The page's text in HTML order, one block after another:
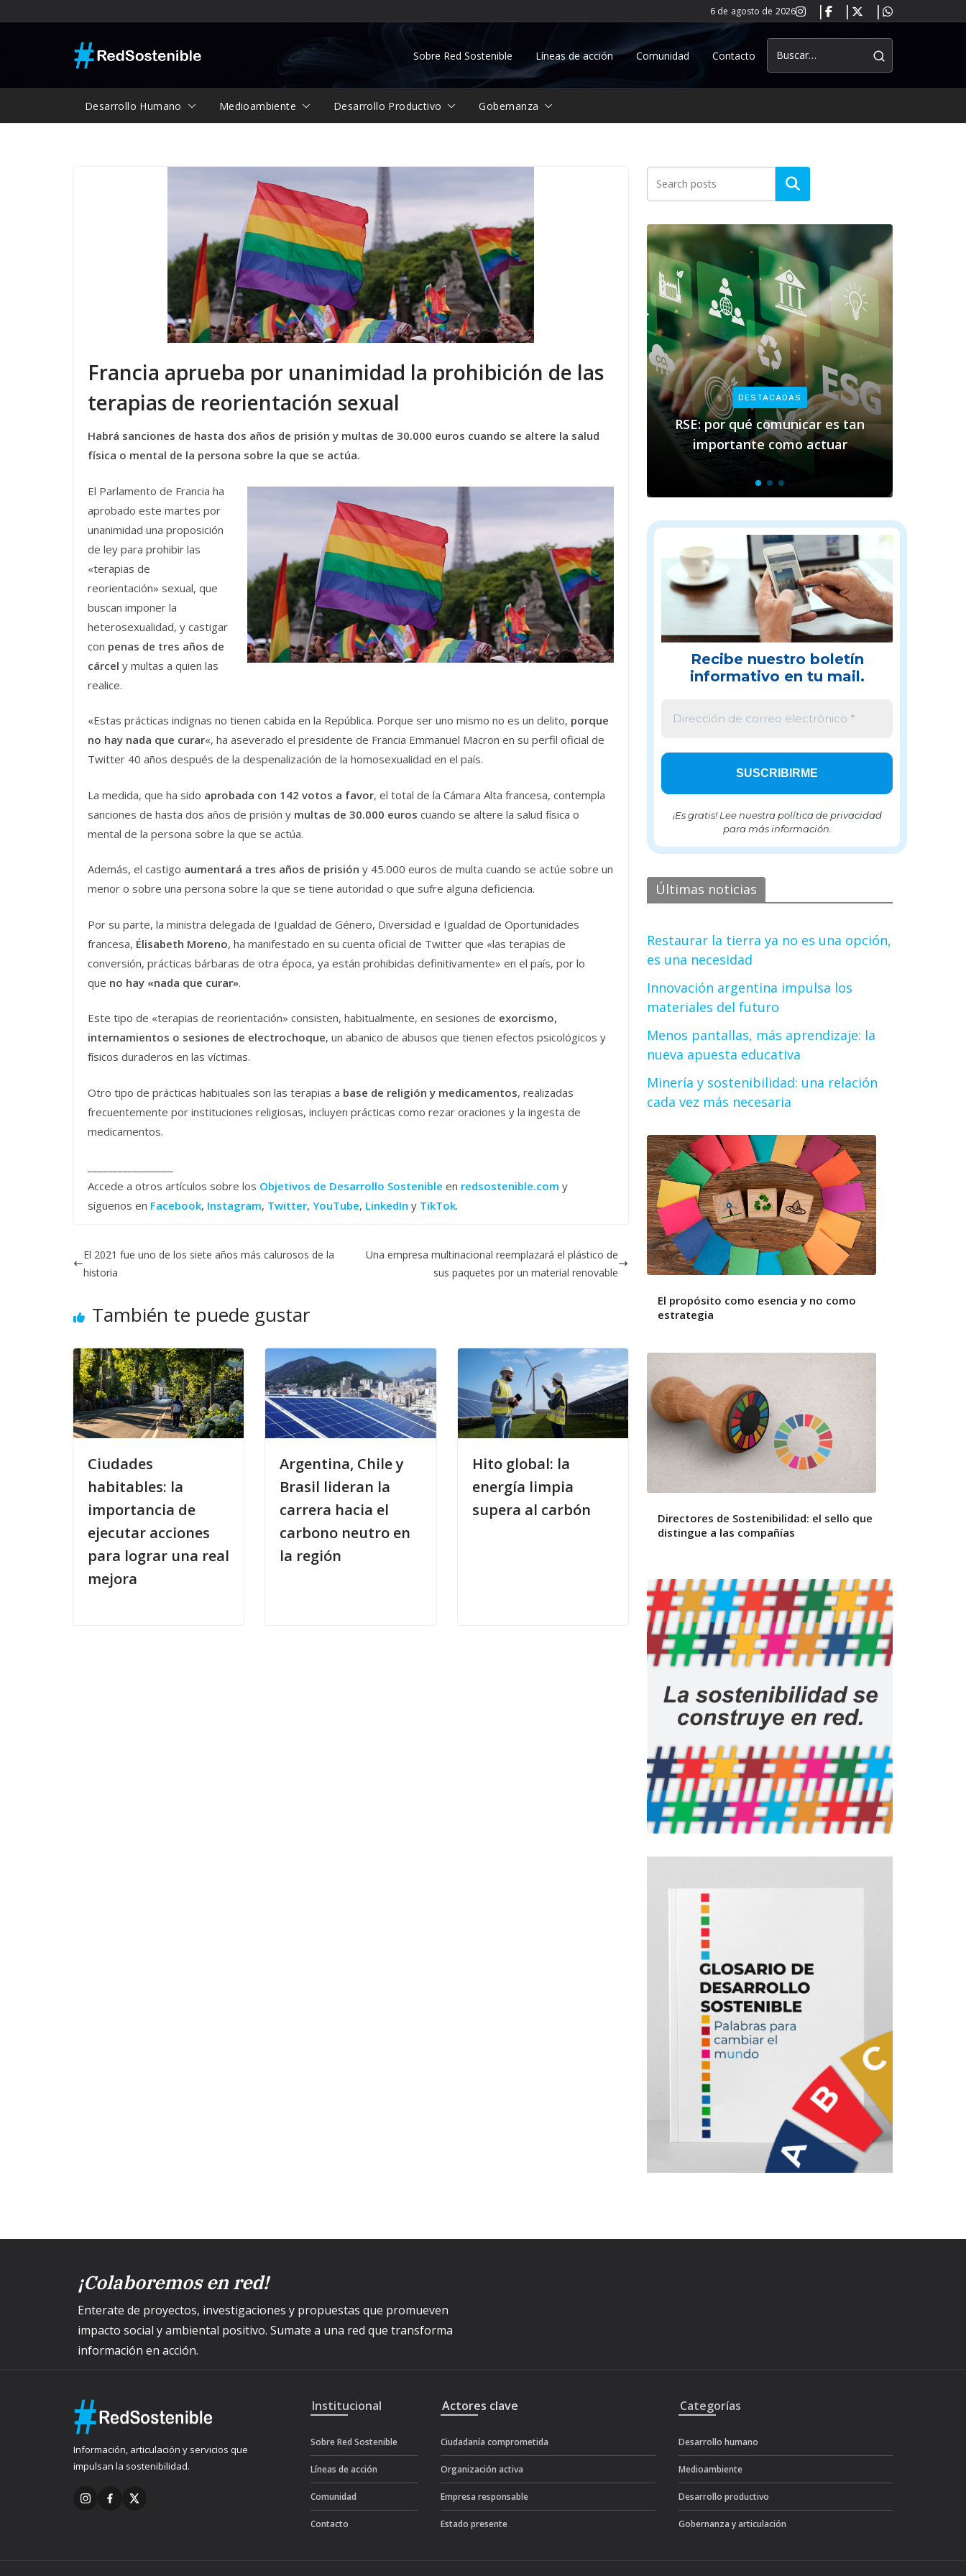
al
6 de agosto de 2026
Sobre Red Sostenible Líneas de acción Comunidad Contacto
Desarrollo Humano Medioambiente Desarrollo Productivo Gobernanza
Francia aprueba por unanimidad la prohibición de las
terapias de reorientación sexual
Habrá sanciones de hasta dos años de prisión y multas de 30.000 euros cuando se altere la salud
física o mental de la persona sobre la que se actúa.
El Parlamento de Francia ha
aprobado este martes por
unanimidad una proposición
de ley para prohibir las
«terapias de
reorientación» sexual, que
buscan imponer la
heterosexualidad, y castigar
con penas de tres años de
cárcel y multas a quien las
realice.
«Estas prácticas indignas no tienen cabida en la República. Porque ser uno mismo no es un delito, porque
no hay nada que curar«, ha aseverado el presidente de Francia Emmanuel Macron en su perfil oficial de
Twitter 40 años después de la despenalización de la homosexualidad en el país.
La medida, que ha sido aprobada con 142 votos a favor, el total de la Cámara Alta francesa, contempla
sanciones de hasta dos años de prisión y multas de 30.000 euros cuando se altere la salud física o
mental de la persona sobre la que se actúa.
Además, el castigo aumentará a tres años de prisión y 45.000 euros de multa cuando se actúe sobre un
menor o sobre una persona sobre la que se tiene autoridad o que sufre alguna deficiencia.
Por su parte, la ministra delegada de Igualdad de Género, Diversidad e Igualdad de Oportunidades
francesa, Élisabeth Moreno, ha manifestado en su cuenta oficial de Twitter que «las terapias de
conversión, prácticas bárbaras de otra época, ya están prohibidas definitivamente» en el país, por lo
que no hay «nada que curar».
Este tipo de «terapias de reorientación» consisten, habitualmente, en sesiones de exorcismo,
internamientos o sesiones de electrochoque, un abanico de abusos que tienen efectos psicológicos y
físicos duraderos en las víctimas.
Otro tipo de prácticas habituales son las terapias a base de religión y medicamentos, realizadas
frecuentemente por instituciones religiosas, incluyen prácticas como rezar oraciones y la ingesta de
medicamentos.
Accede a otros artículos sobre los Objetivos de Desarrollo Sostenible en redsostenible.com y
síguenos en Facebook, Instagram, Twitter, YouTube, LinkedIn y TikTok.
El 2021 fue uno de los siete años más calurosos de la
historia
Una empresa multinacional reemplazará el plástico de
sus paquetes por un material renovable
También te puede gustar
Ciudades
habitables: la
importancia de
ejecutar acciones
para lograr una real
mejora
Argentina, Chile y
Brasil lideran la
carrera hacia el
carbono neutro en
la región
Hito global: la
energía limpia
supera al carbón
DESTACADAS
RSE: por qué comunicar es tan
importante como actuar
DESTACADAS
Empresas y
clave de Pacto
Recibe nuestro boletín
informativo en tu mail.
¡Es gratis! Lee nuestra política de privacidad
para más información.
Últimas noticias
Restaurar la tierra ya no es una opción,
es una necesidad
Innovación argentina impulsa los
materiales del futuro
Menos pantallas, más aprendizaje: la
nueva apuesta educativa
Minería y sostenibilidad: una relación
cada vez más necesaria
El propósito como esencia y no como
estrategia
Directores de Sostenibilidad: el sello que
distingue a las compañías
¡Colaboremos en red!
Enterate de proyectos, investigaciones y propuestas que promueven
impacto social y ambiental positivo. Sumate a una red que transforma
información en acción.
Información, articulación y servicios que
impulsan la sostenibilidad.
Institucional
Sobre Red Sostenible
Líneas de acción
Comunidad
Contacto
Actores clave
Ciudadanía comprometida
Organización activa
Empresa responsable
Estado presente
Categorías
Desarrollo humano
Medioambiente
Desarrollo productivo
Gobernanza y articulación